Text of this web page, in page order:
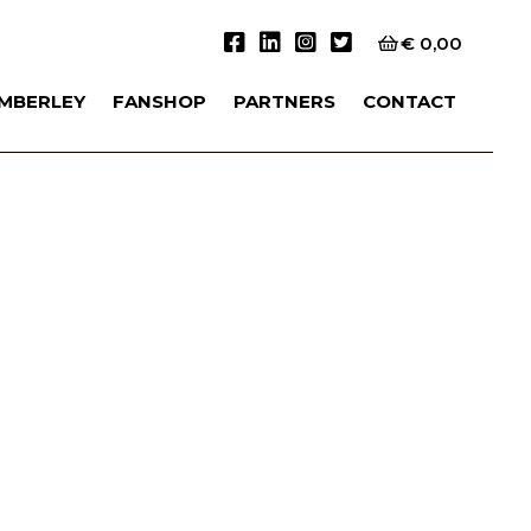
€ 0,00
FANSHOP PARTNERS CONTACT